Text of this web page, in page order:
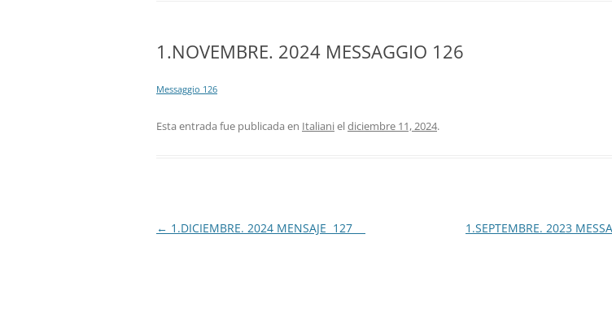
1.NOVEMBRE. 2024 MESSAGGIO 126
Messaggio 126
Esta entrada fue publicada en Italianieldiciembre 11, 2024.
Navegación
← 1.DICIEMBRE. 2024 MENSAJE 127 1.SEPTEMBRE. 2023